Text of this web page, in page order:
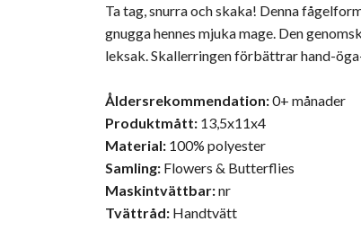
Ta tag, snurra och skaka! Denna
gnugga hennes mjuka mage. Den
leksak.Skallerringen förbättrar hand-
Åldersrekommendation:0+ månader
Produktmått: 13,5x11x4
Material: 100% polyester
Samling: Flowers & Butterflies
Maskintvättbar:nr
Tvättråd: Handtvätt